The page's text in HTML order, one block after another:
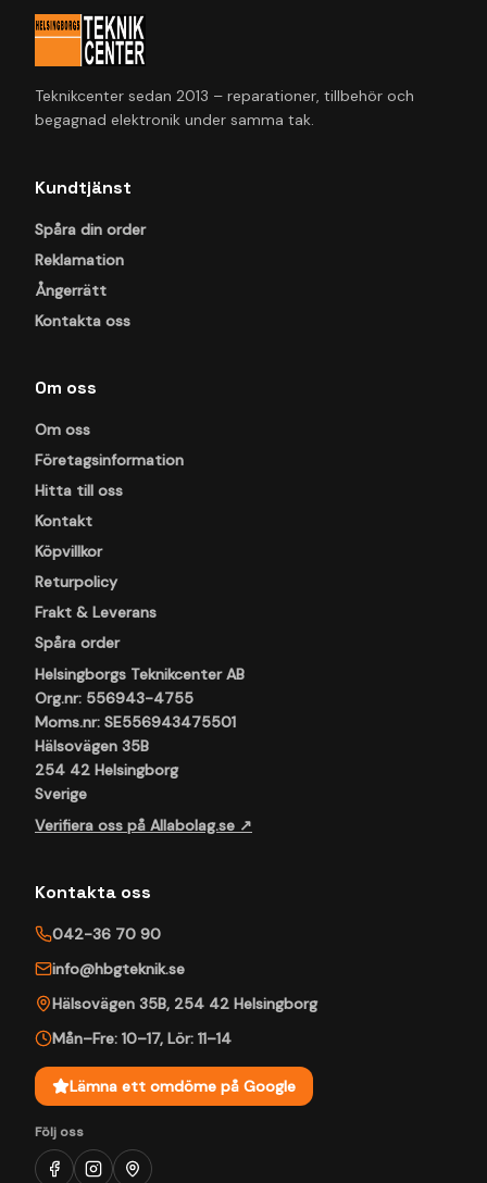
Teknikcenter sedan 2013 – reparationer, tillbehör och
begagnad elektronik under samma tak.
Kundtjänst
Spåra din order
Reklamation
Ångerrätt
Kontakta oss
Om oss
Om oss
Företagsinformation
Hitta till oss
Kontakt
Köpvillkor
Returpolicy
Frakt & Leverans
Spåra order
Helsingborgs Teknikcenter AB
Org.nr: 556943-4755
Moms.nr: SE556943475501
Hälsovägen 35B
254 42 Helsingborg
Sverige
Verifiera oss på Allabolag.se ↗
Kontakta oss
042-36 70 90
info@hbgteknik.se
Hälsovägen 35B, 254 42 Helsingborg
Mån–Fre: 10–17, Lör: 11–14
Lämna ett omdöme på Google
Följ oss